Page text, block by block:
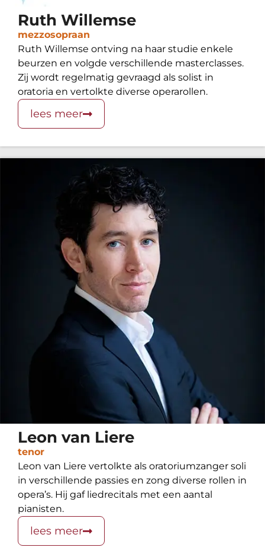
Ruth Willemse
mezzosopraan
Ruth Willemse ontving na haar studie enkele
beurzen en volgde verschillende masterclasses.
Zij wordt regelmatig gevraagd als solist in
oratoria en vertolkte diverse operarollen.
lees meer
Leon van Liere
tenor
Leon van Liere vertolkte als oratoriumzanger soli
in verschillende passies en zong diverse rollen in
opera’s. Hij gaf liedrecitals met een aantal
pianisten.
lees meer